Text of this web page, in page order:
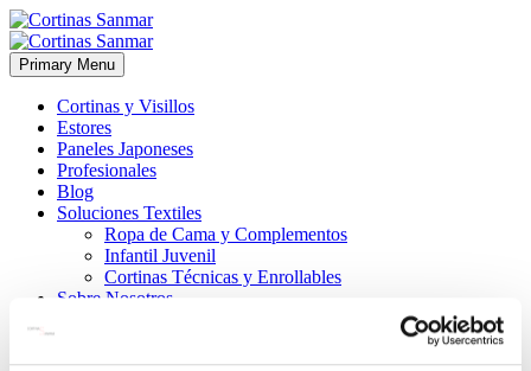
Primary Menu
Cortinas y Visillos
Estores
Paneles Japoneses
Profesionales
Blog
Soluciones Textiles
Ropa de Cama y Complementos
Infantil Juvenil
Cortinas Técnicas y Enrollables
Sobre Nosotros
¿Cómo Trabajamos?